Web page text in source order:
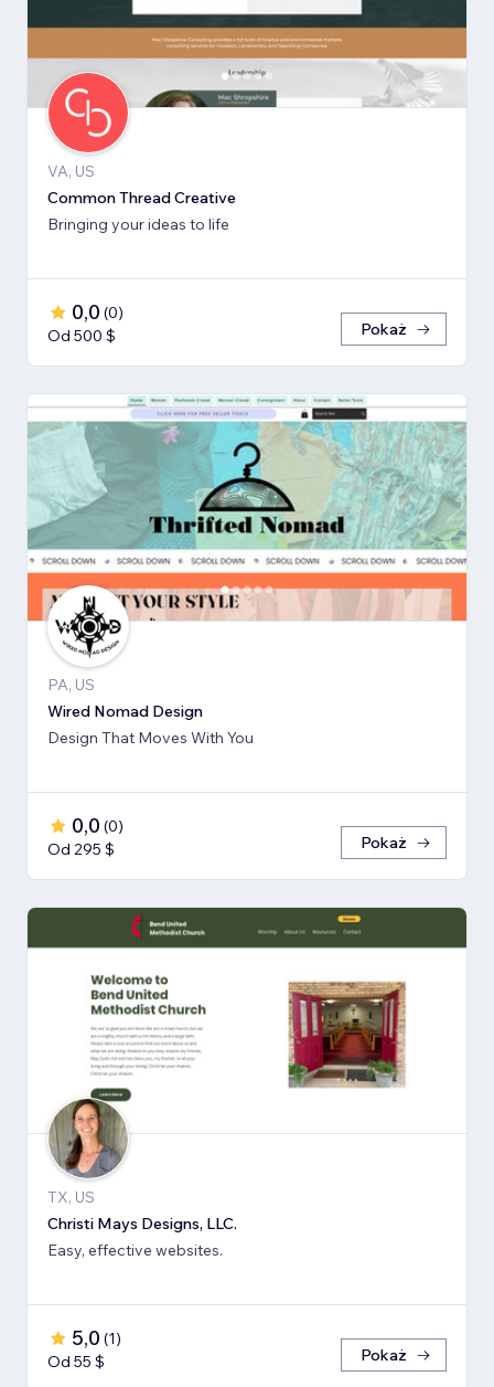
VA, US
Common Thread Creative
Bringing your ideas to life
0,0 (0)
Od 500 $
Pokaż
PA, US
Wired Nomad Design
Design That Moves With You
0,0 (0)
Od 295 $
Pokaż
TX, US
Christi Mays Designs, LLC.
Easy, effective websites.
5,0 (1)
Od 55 $
Pokaż